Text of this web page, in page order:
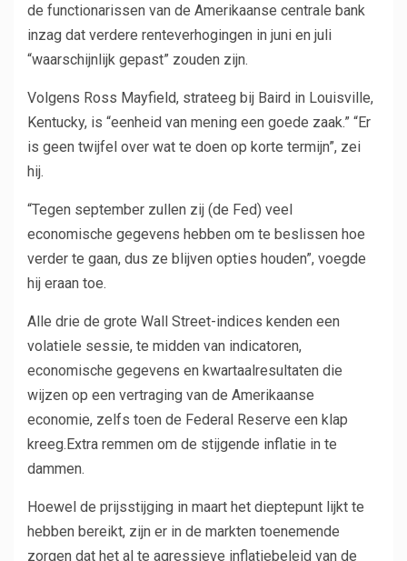
de functionarissen van de Amerikaanse centrale bank
inzag dat verdere renteverhogingen in juni en juli
“waarschijnlijk gepast” zouden zijn.
Volgens Ross Mayfield, strateeg bij Baird in Louisville,
Kentucky, is “eenheid van mening een goede zaak.” “Er
is geen twijfel over wat te doen op korte termijn”, zei
hij.
“Tegen september zullen zij (de Fed) veel
economische gegevens hebben om te beslissen hoe
verder te gaan, dus ze blijven opties houden”, voegde
hij eraan toe.
Alle drie de grote Wall Street-indices kenden een
volatiele sessie, te midden van indicatoren,
economische gegevens en kwartaalresultaten die
wijzen op een vertraging van de Amerikaanse
economie, zelfs toen de Federal Reserve een klap
kreeg.Extra remmen om de stijgende inflatie in te
dammen.
Hoewel de prijsstijging in maart het dieptepunt lijkt te
hebben bereikt, zijn er in de markten toenemende
zorgen dat het al te agressieve inflatiebeleid van de